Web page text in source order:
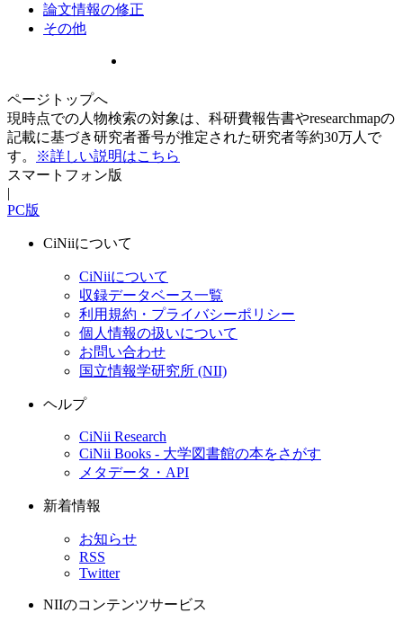
論文情報の修正
その他
ページトップへ
現時点での人物検索の対象は、科研費報告書やresearchmapの
記載に基づき研究者番号が推定された研究者等約30万人で
す。
※詳しい説明はこちら
スマートフォン版
|
PC版
CiNiiについて
CiNiiについて
収録データベース一覧
利用規約・プライバシーポリシー
個人情報の扱いについて
お問い合わせ
国立情報学研究所 (NII)
ヘルプ
CiNii Research
CiNii Books - 大学図書館の本をさがす
メタデータ・API
新着情報
お知らせ
RSS
Twitter
NIIのコンテンツサービス